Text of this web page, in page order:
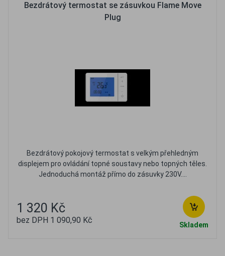
Bezdrátový termostat se zásuvkou Flame Move
Plug
Bezdrátový pokojový termostat s velkým přehledným
displejem pro ovládání topné soustavy nebo topných těles.
Jednoduchá montáž přímo do zásuvky 230V....
1 320 Kč
bez DPH 1 090,90 Kč Skladem